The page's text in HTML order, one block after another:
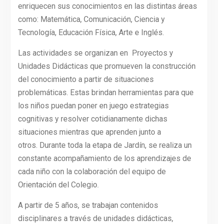
enriquecen sus conocimientos en las distintas áreas
como: Matemática, Comunicación, Ciencia y
Tecnología, Educación Física, Arte e Inglés.
Las actividades se organizan en Proyectos y
Unidades Didácticas que promueven la construcción
del conocimiento a partir de situaciones
problemáticas. Estas brindan herramientas para que
los niños puedan poner en juego estrategias
cognitivas y resolver cotidianamente dichas
situaciones mientras que aprenden junto a
otros. Durante toda la etapa de Jardín, se realiza un
constante acompañamiento de los aprendizajes de
cada niño con la colaboración del equipo de
Orientación del Colegio.
A partir de 5 años, se trabajan contenidos
disciplinares a través de unidades didácticas,